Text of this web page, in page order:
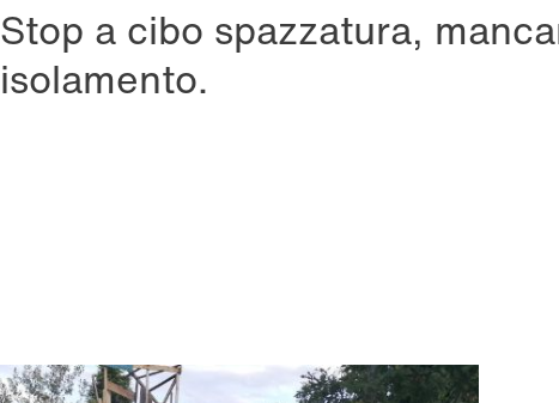
Stop a cibo spazzatura,
isolamento.